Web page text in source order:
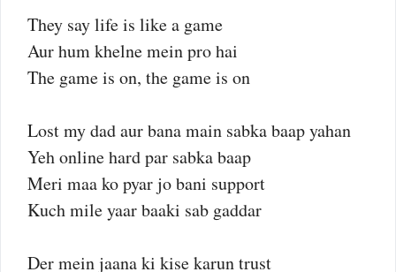
They say life is like a game
Aur hum khelne mein pro hai
The game is on, the game is on
Lost my dad aur bana main sabka baap yahan
Yeh online hard par sabka baap
Meri maa ko pyar jo bani support
Kuch mile yaar baaki sab gaddar
Der mein jaana ki kise karun trust